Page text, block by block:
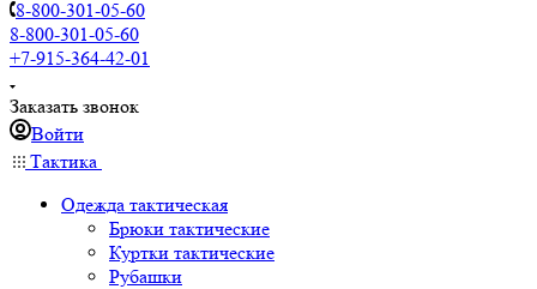
8-800-301-05-60
8-800-301-05-60
+7-915-364-42-01
Заказать звонок
Войти
Тактика
Одежда тактическая
Брюки тактические
Куртки тактические
Рубашки